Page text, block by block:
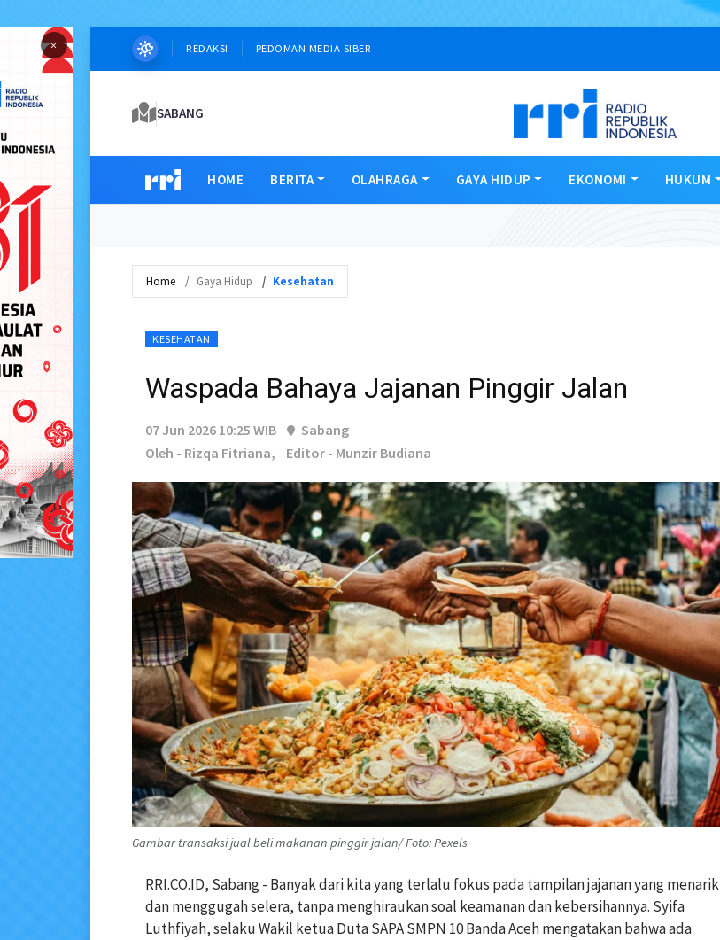
× REDAKSI PEDOMAN MEDIA SIBER
SABANG
HOME BERITA OLAHRAGA GAYA HIDUP EKONOMI HUKUM
Home Gaya Hidup Kesehatan
KESEHATAN
Waspada Bahaya Jajanan Pinggir Jalan
07 Jun 2026 10:25 WIB
Sabang
Oleh - Rizqa Fitriana,
Editor - Munzir Budiana
Gambar transaksi jual beli makanan pinggir jalan/ Foto: Pexels
RRI.CO.ID, Sabang - Banyak dari kita yang terlalu fokus pada tampilan jajanan yang menarik
dan menggugah selera, tanpa menghiraukan soal keamanan dan kebersihannya. Syifa
Luthfiyah, selaku Wakil ketua Duta SAPA SMPN 10 Banda Aceh mengatakan bahwa ada